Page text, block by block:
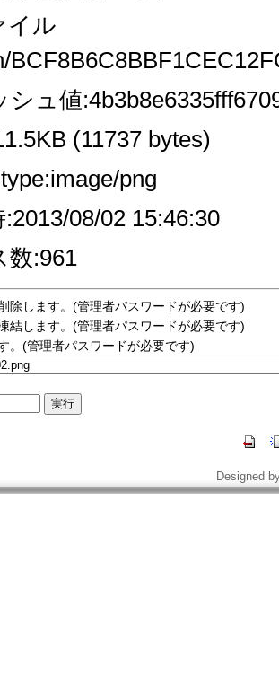
イル
シュ値
(11737 bytes)
png
08/02 15:46:30
数:961
除します。(管理者パスワードが必要です)
結します。(管理者パスワードが必要です)
。(管理者パスワードが必要です)
Designed